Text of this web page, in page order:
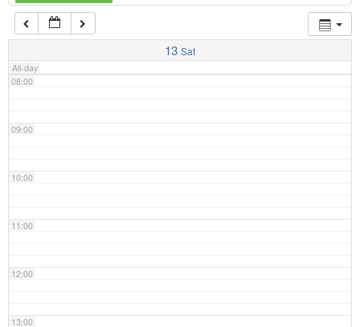
13 Sat
All-day
07:00
08:00
09:00
10:00
11:00
12:00
13:00